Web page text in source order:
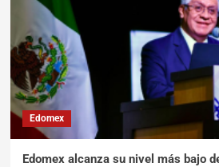
Edomex
Edomex alcanza su nivel más bajo